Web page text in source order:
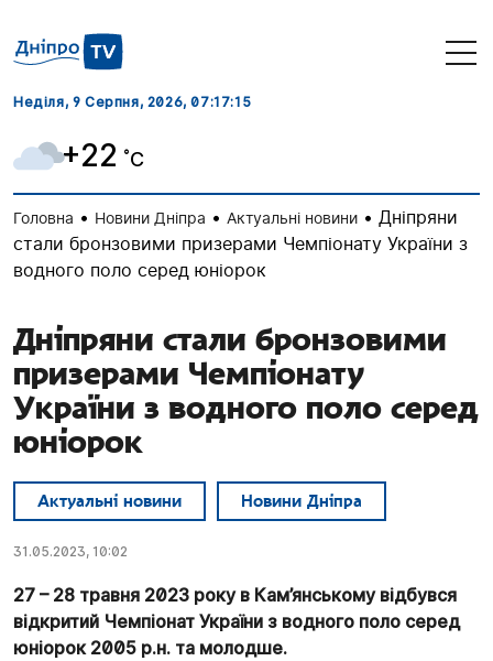
Неділя, 9 Серпня, 2026, 07:17:16
+22 ˚C
Головна • Новини Дніпра • Актуальні новини • Дніпряни
стали бронзовими призерами Чемпіонату України з
водного поло серед юніорок
Дніпряни стали бронзовими
призерами Чемпіонату
України з водного поло серед
юніорок
Актуальні новини Новини Дніпра
31.05.2023, 10:02
27 – 28 травня 2023 року в Кам’янському відбувся
відкритий Чемпіонат України з водного поло серед
юніорок 2005 р.н. та молодше.